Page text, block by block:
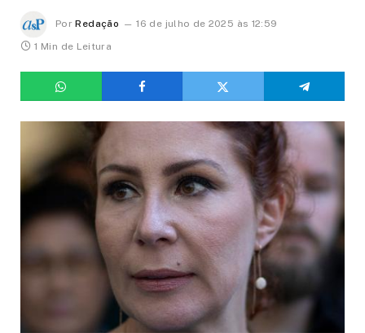
Por Redação
16 de julho de 2025 às 12:59
1 Min de Leitura